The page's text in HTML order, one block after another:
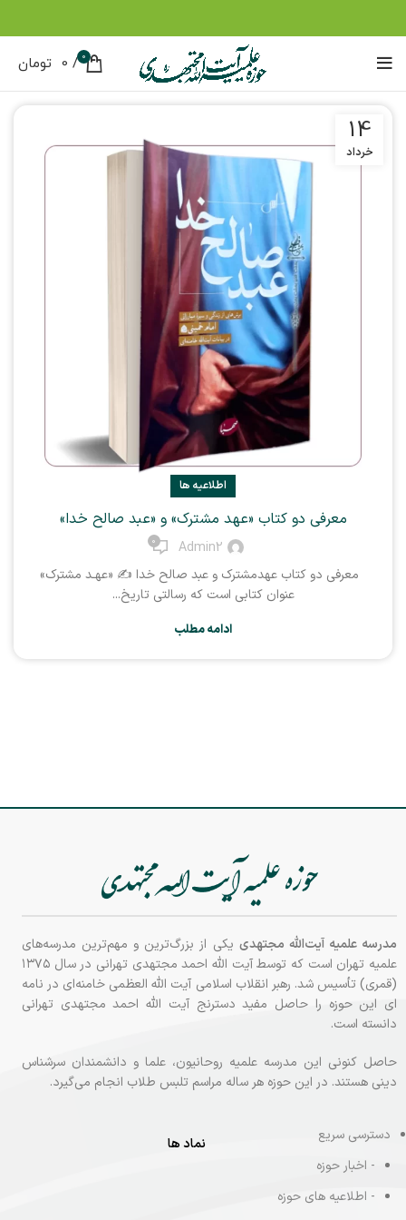
0
/
0 تومان
14
خرداد
اطلاعیه ها
معرفی دو کتاب «عهد مشترک» و «عبد صالح خدا»
Admin2
0
معرفی دو کتاب عهدمشترک و عبد صالح خدا ✍️ «عهـد مشترک»
عنوان کتابی است که رسالتی تاریخ...
ادامه مطلب
مدرسه علمیه آیت‌الله مجتهدی یکی از بزرگ‌ترین و مهم‌ترین مدرسه‌های
علمیه تهران است که توسط آیت الله احمد مجتهدی تهرانی در سال ۱۳۷۵
(قمری) تأسیس شد. رهبر انقلاب اسلامی آیت الله العظمی خامنه‌ای در نامه‌
ای این حوزه را حاصل مفید دسترنج آیت الله احمد مجتهدی تهرانی
دانسته‌ است.
حاصل کنونی این مدرسه علمیه روحانیون، علما و دانشمندان سرشناس
دینی هستند. در این حوزه هر ساله مراسم تلبس طلاب انجام می‌گیرد.
دسترسی سریع
- اخبار حوزه
- اطلاعیه های حوزه
نماد ها